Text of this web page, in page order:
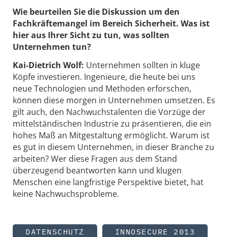
Wie beurteilen Sie die Diskussion um den
Fachkräftemangel im Bereich Sicherheit. Was ist
hier aus Ihrer Sicht zu tun, was sollten
Unternehmen tun?
Kai-Dietrich Wolf: Unternehmen sollten in kluge
Köpfe investieren. Ingenieure, die heute bei uns
neue Technologien und Methoden erforschen,
können diese morgen in Unternehmen umsetzen. Es
gilt auch, den Nachwuchstalenten die Vorzüge der
mittelständischen Industrie zu präsentieren, die ein
hohes Maß an Mitgestaltung ermöglicht. Warum ist
es gut in diesem Unternehmen, in dieser Branche zu
arbeiten? Wer diese Fragen aus dem Stand
überzeugend beantworten kann und klugen
Menschen eine langfristige Perspektive bietet, hat
keine Nachwuchsprobleme.
DATENSCHUTZ INNOSECURE 2013